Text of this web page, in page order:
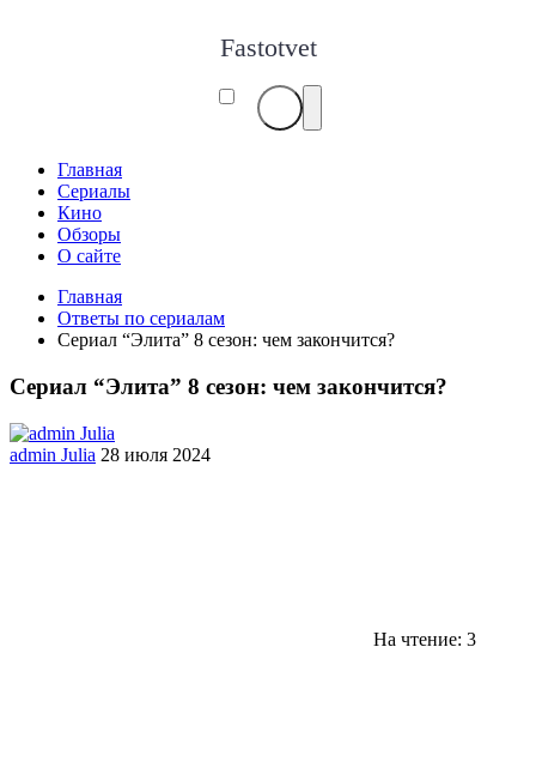
Fastotvet
Главная
Сериалы
Кино
Обзоры
О сайте
Главная
Ответы по сериалам
Сериал “Элита” 8 сезон: чем закончится?
Сериал “Элита” 8 сезон: чем закончится?
admin Julia 28 июля 2024
На чтение: 3